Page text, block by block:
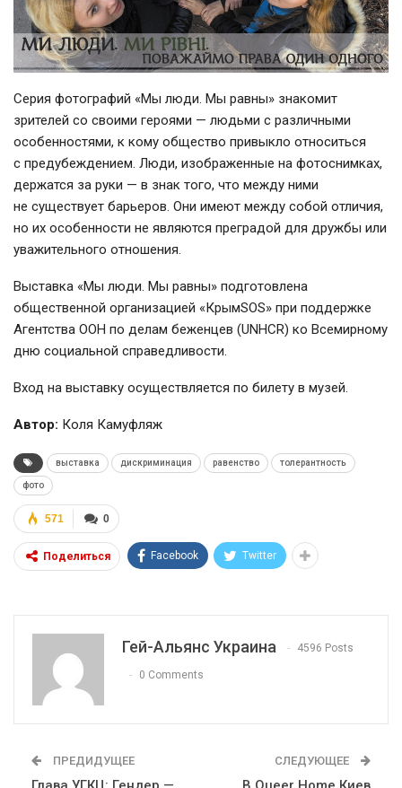
Серия фотографий «Мы люди. Мы равны» знакомит
зрителей со своими героями — людьми с различными
особенностями, к кому общество привыкло относиться
с предубеждением. Люди, изображенные на фотоснимках,
держатся за руки — в знак того, что между ними
не существует барьеров. Они имеют между собой отличия,
но их особенности не являются преградой для дружбы или
уважительного отношения.
Выставка «Мы люди. Мы равны» подготовлена
общественной организацией «КрымSOS» при поддержке
Агентства ООН по делам беженцев (UNHCR) ко Всемирному
дню социальной справедливости.
Вход на выставку осуществляется по билету в музей.
Автор: Коля Камуфляж
выставка дискриминация равенство толерантность
фото
0
571
Поделиться Facebook Twitter
Гей-Альянс Украина 4596 Posts
0 Comments
ПРЕДИДУЩЕЕ СЛЕДУЮЩЕЕ